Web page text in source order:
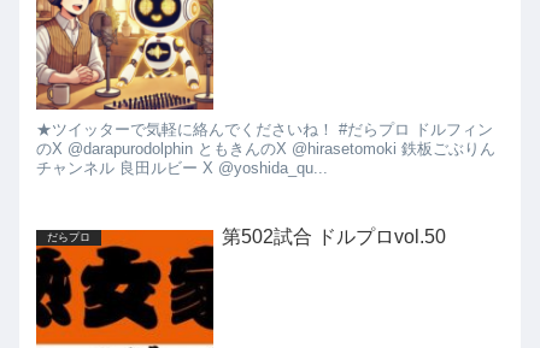
★ツイッターで気軽に絡んでくださいね！ #だらプロ ドルフィン
のX @darapurodolphin ともきんのX @hirasetomoki 鉄板ごぶりん
チャンネル 良田ルビー X @yoshida_qu...
だらプロ 第502試合 ドルプロvol.50